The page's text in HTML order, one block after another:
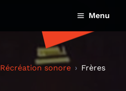
Menu
Récréation sonore Frères